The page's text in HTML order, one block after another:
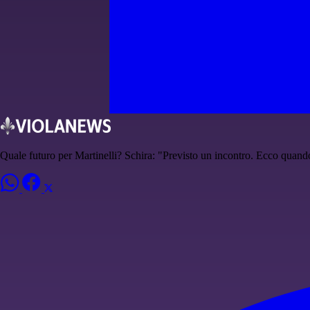
Quale futuro per Martinelli? Schira: "Previsto un incontro. Ecco